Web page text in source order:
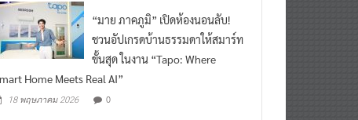
“มาย ภาคภูมิ” เปิดห้องนอนลับ!
ชวนอัปเกรดบ้านธรรมดาให้สมาร์ท
ขั้นสุด ในงาน “Tapo: Where
Home Meets Real AI”
18 พฤษภาคม 2026 0